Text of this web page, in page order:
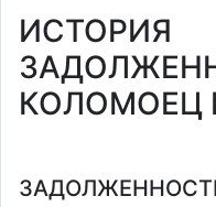
ИСТОРИЯ
КОЛОМОЕЦ